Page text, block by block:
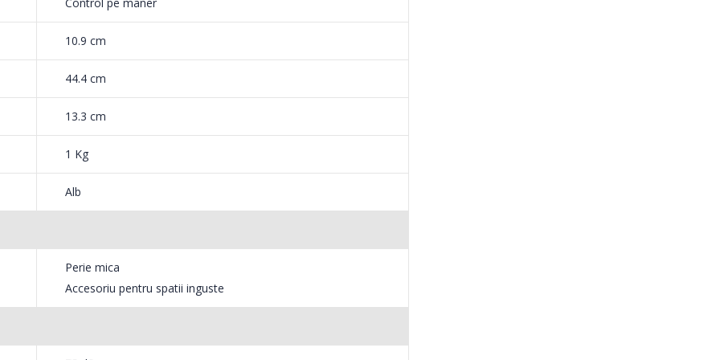
are un maner curbat, care asigura o prindere usoara pentru confort
durabila in timp, in comparatie cu alte
praf usor de desfacut
10.9 cm
44.4 cm
13.3 cm
1 Kg
Alb
Perie mica
Accesoriu pentru spatii inguste